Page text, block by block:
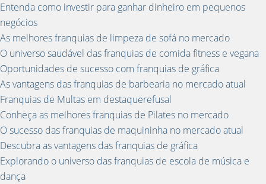
Entenda como investir para ganhar dinheiro em pequenos
negócios
As melhores franquias de limpeza de sofá no mercado
O universo saudável das franquias de comida fitness e vegana
Oportunidades de sucesso com franquias de gráfica
As vantagens das franquias de barbearia no mercado atual
Franquias de Multas em destaquerefusal
Conheça as melhores franquias de Pilates no mercado
O sucesso das franquias de maquininha no mercado atual
Descubra as vantagens das franquias de gráfica
Explorando o universo das franquias de escola de música e
dança